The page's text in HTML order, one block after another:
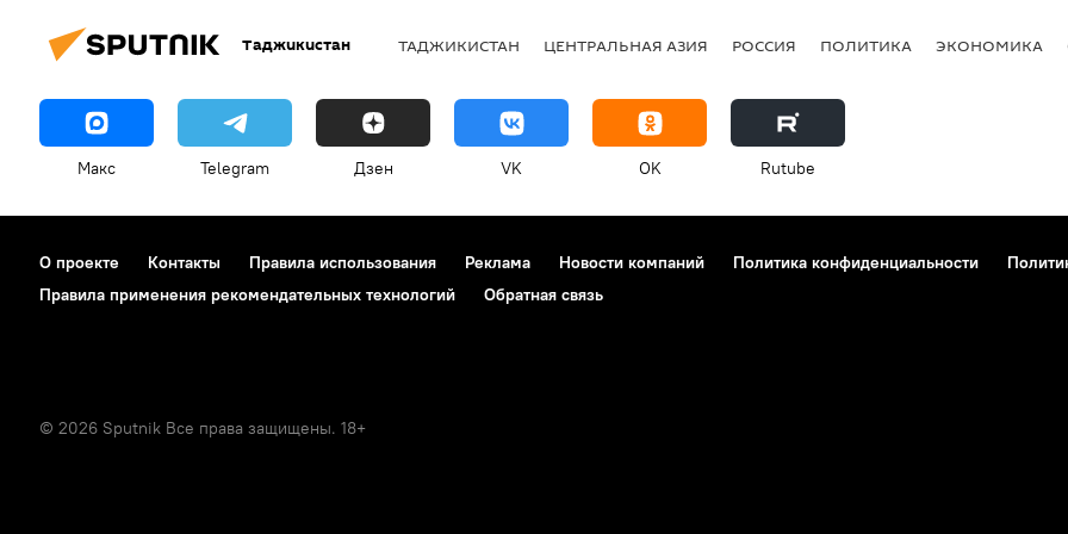
Таджикистан ТАДЖИКИСТАН ЦЕНТРАЛЬНАЯ АЗИЯ РОССИЯ ПОЛИТИКА ЭКОНОМИКА
Макс Telegram Дзен VK OK Rutube
О проекте Контакты Правила использования Реклама Новости компаний Политика конфиденциальности
Правила применения рекомендательных технологий
Обратная связь
© 2026 Sputnik Все права защищены. 18+